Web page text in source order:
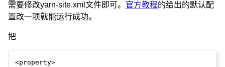
需要修改yarn-site.xml文件即可。 官方教程的给出的默认配
置改一项就能运行成功。
把
<property>